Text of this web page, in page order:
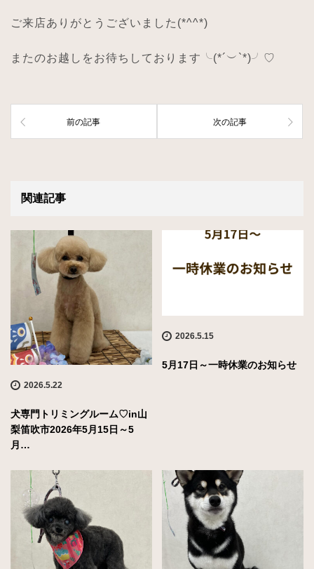
ご来店ありがとうございました (*^^*)
またのお越しをお待ちしております╰(*´ ︶ `*)╯ ♡
前の記事 次の記事
関連記事
2026.5.22
犬専門トリミングルーム♡in山
梨笛吹市2026年5月15日～5
月…
2026.5.15
5月17日～一時休業のお知らせ